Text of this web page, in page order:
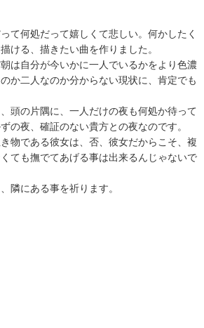
て何処だって嬉しくて悲しい。何かしたく
ける、描きたい曲を作りました。
は自分が今いかに一人でいるかをより色濃
か二人なのか分からない現状に、肯定でも
頭の片隅に、一人だけの夜も何処か待って
の夜、確証のない貴方との夜なのです。
物である彼女は、否、彼女だからこそ、複
ても撫でてあげる事は出来るんじゃないで
隣にある事を祈ります。